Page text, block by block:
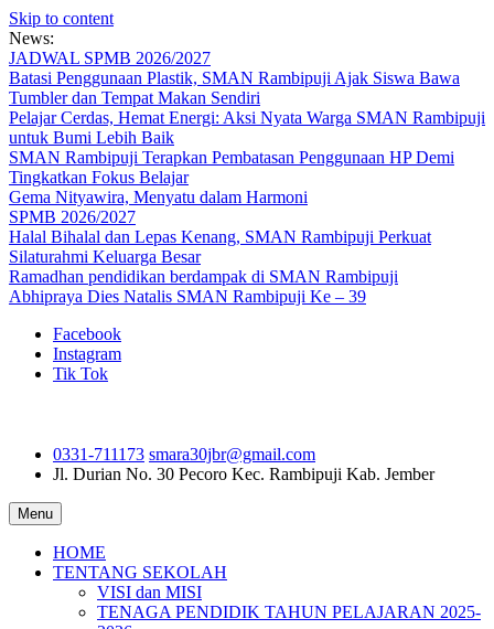
Skip to content
News:
JADWAL SPMB 2026/2027
Batasi Penggunaan Plastik, SMAN Rambipuji Ajak Siswa Bawa
Tumbler dan Tempat Makan Sendiri
Pelajar Cerdas, Hemat Energi: Aksi Nyata Warga SMAN Rambipuji
untuk Bumi Lebih Baik
SMAN Rambipuji Terapkan Pembatasan Penggunaan HP Demi
Tingkatkan Fokus Belajar
Gema Nityawira, Menyatu dalam Harmoni
SPMB 2026/2027
Halal Bihalal dan Lepas Kenang, SMAN Rambipuji Perkuat
Silaturahmi Keluarga Besar
Ramadhan pendidikan berdampak di SMAN Rambipuji
Abhipraya Dies Natalis SMAN Rambipuji Ke – 39
Facebook
Instagram
Tik Tok
0331-711173 smara30jbr@gmail.com
Jl. Durian No. 30 Pecoro Kec. Rambipuji Kab. Jember
Menu
HOME
TENTANG SEKOLAH
VISI dan MISI
TENAGA PENDIDIK TAHUN PELAJARAN 2025-